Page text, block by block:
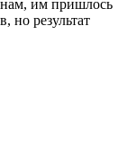
им пришлось
но результат